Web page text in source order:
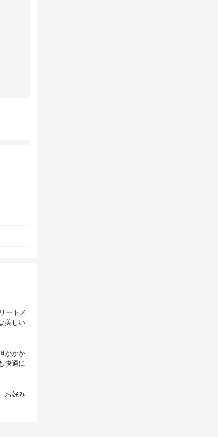
ートメ
美しい
がかか
快適に
お好み